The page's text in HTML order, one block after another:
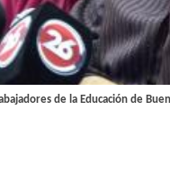
de la Educación de